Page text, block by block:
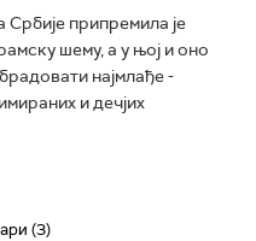
Србије припремила је
шему, а у њој и оно
најмлађе -
и дечјих
(3)